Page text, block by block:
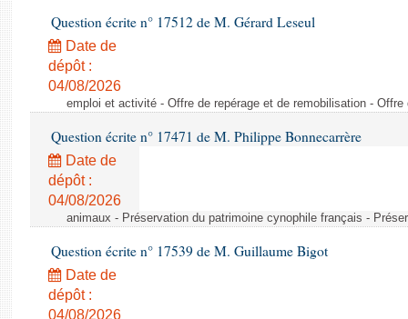
Question écrite n° 17512 de M. Gérard Leseul
Date de
dépôt :
04/08/2026
emploi et activité - Offre de repérage et de remobilisation -
Question écrite n° 17471 de M. Philippe Bonnecarrère
Date de
dépôt :
04/08/2026
animaux - Préservation du patrimoine cynophile français -
Question écrite n° 17539 de M. Guillaume Bigot
Date de
dépôt :
04/08/2026